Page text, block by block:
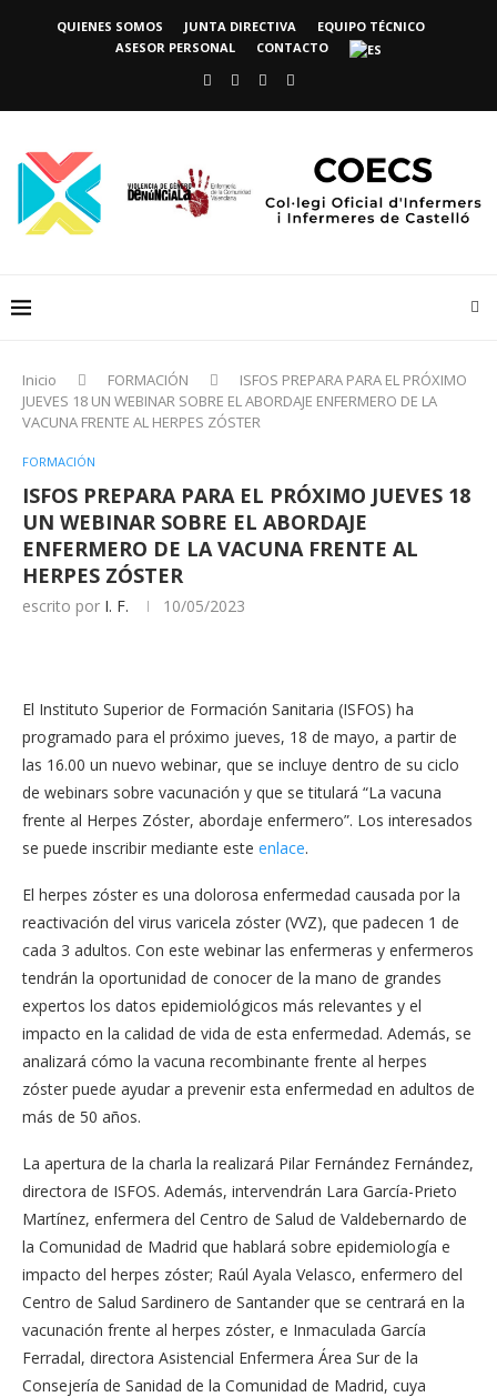
QUIENES SOMOS JUNTA DIRECTIVA
EQUIPO TÉCNICO
ASESOR PERSONAL
CONTACTO
Inicio FORMACIÓN
ISFOS PREPARA PARA EL PRÓXIMO
JUEVES 18 UN WEBINAR SOBRE EL ABORDAJE ENFERMERO DE LA
VACUNA FRENTE AL HERPES ZÓSTER
FORMACIÓN
ISFOS PREPARA PARA EL PRÓXIMO JUEVES 18
UN WEBINAR SOBRE EL ABORDAJE
ENFERMERO DE LA VACUNA FRENTE AL
HERPES ZÓSTER
escrito por I. F. 10/05/2023
El Instituto Superior de Formación Sanitaria (ISFOS) ha
programado para el próximo jueves, 18 de mayo, a partir de
las 16.00 un nuevo webinar, que se incluye dentro de su ciclo
de webinars sobre vacunación y que se titulará “La vacuna
frente al Herpes Zóster, abordaje enfermero”. Los interesados
se puede inscribir mediante este enlace.
El herpes zóster es una dolorosa enfermedad causada por la
reactivación del virus varicela zóster (VVZ), que padecen 1 de
cada 3 adultos. Con este webinar las enfermeras y enfermeros
tendrán la oportunidad de conocer de la mano de grandes
expertos los datos epidemiológicos más relevantes y el
impacto en la calidad de vida de esta enfermedad. Además, se
analizará cómo la vacuna recombinante frente al herpes
zóster puede ayudar a prevenir esta enfermedad en adultos de
más de 50 años.
La apertura de la charla la realizará Pilar Fernández Fernández,
directora de ISFOS. Además, intervendrán Lara García-Prieto
Martínez, enfermera del Centro de Salud de Valdebernardo de
la Comunidad de Madrid que hablará sobre epidemiología e
impacto del herpes zóster; Raúl Ayala Velasco, enfermero del
Centro de Salud Sardinero de Santander que se centrará en la
vacunación frente al herpes zóster, e Inmaculada García
Ferradal, directora Asistencial Enfermera Área Sur de la
Consejería de Sanidad de la Comunidad de Madrid, cuya